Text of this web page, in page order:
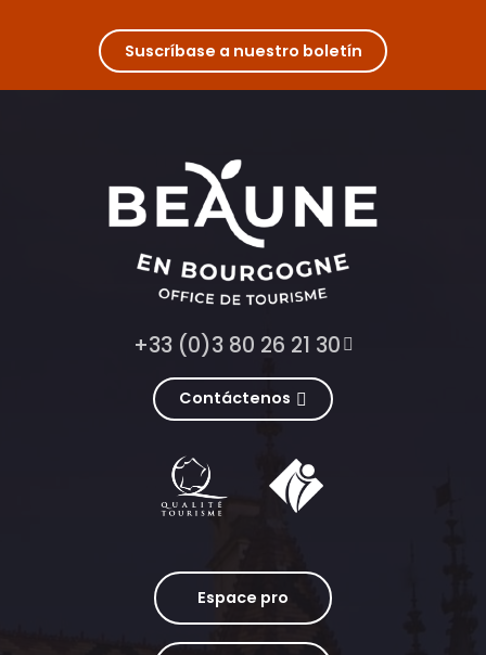
Suscríbase a nuestro boletín
+33 (0)3 80 26 21 30
Contáctenos
Espace pro